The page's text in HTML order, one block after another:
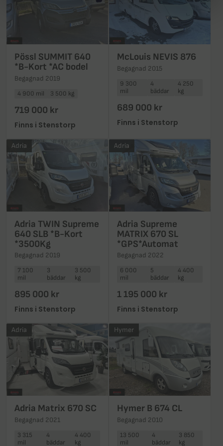
Pössl SUMMIT 640
*B-Kort *AC bodel
Begagnad 2019
4 900 mil 3 500 kg
719 000 kr
Finns i Stenstorp
McLouis NEVIS 876
Begagnad 2015
9 300
mil
4
bäddar
4 250
kg
689 000 kr
Finns i Stenstorp
Adria
Adria TWIN Supreme
640 SLB *B-Kort
*3500Kg
Begagnad 2019
7 100
mil
3
bäddar
3 500
kg
895 000 kr
Finns i Stenstorp
Adria
Adria Supreme
MATRIX 670 SL
*GPS*Automat
Begagnad 2022
6 000
mil
5
bäddar
4 400
kg
1 195 000 kr
Finns i Stenstorp
Adria
Adria Matrix 670 SC
Begagnad 2021
3 315
mil
4
bäddar
4 400
kg
Hymer
Hymer B 674 CL
Begagnad 2010
13 500
mil
4
bäddar
3 850
kg